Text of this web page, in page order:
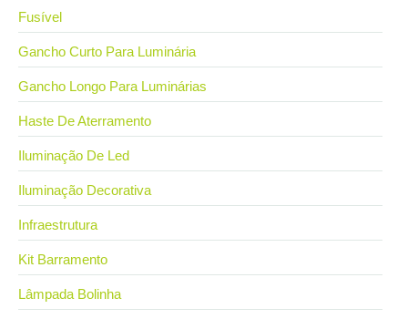
Fusível
Gancho Curto Para Luminária
Gancho Longo Para Luminárias
Haste De Aterramento
Iluminação De Led
Iluminação Decorativa
Infraestrutura
Kit Barramento
Lâmpada Bolinha